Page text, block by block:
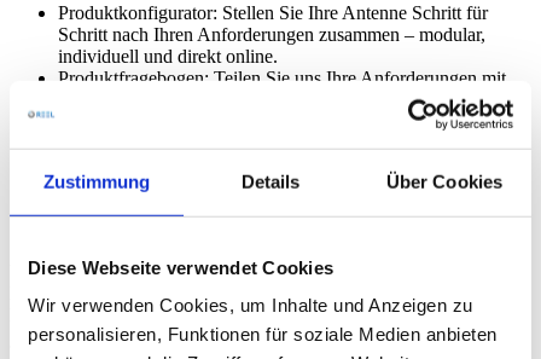
Zustimmung Details Über Cookies
Diese Webseite verwendet Cookies
Wir verwenden Cookies, um Inhalte und Anzeigen zu
personalisieren, Funktionen für soziale Medien anbieten
Produktkonfigurator: Stellen Sie Ihre Antenne Schritt für
Schritt nach Ihren Anforderungen zusammen – modular,
individuell und direkt online.
Produktfragebogen: Teilen Sie uns Ihre Anforderungen mit,
und wir entwickeln eine maßgeschneiderte Lösung für Sie.
Kabel-Fragebogen: Teilen Sie uns Ihre Anforderungen an
FAQ: In unseren häufig gestellten Fragen finden Sie sofort
Unser Service endet nicht beim Produkt: Wir begleiten Sie von der
kompetent und zuverlässig.